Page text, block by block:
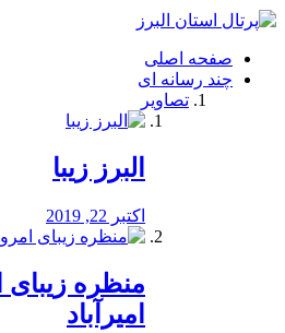
فصد
شرق
تهران
خشکشویی
صفحه اصلی
چند رسانه ای
تصاویر
البرز زیبا
اکتبر 22, 2019
منظره‌‌ زیبای
امیرآباد